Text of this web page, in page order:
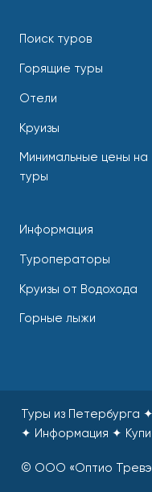
Поиск туров
Горящие туры
Отели
Круизы
Минимальные цены на
туры
Информация
Туроператоры
Круизы от Водохода
Горные лыжи
Туры из Петербурга
✦ Информация ✦
© ООО «Оптио